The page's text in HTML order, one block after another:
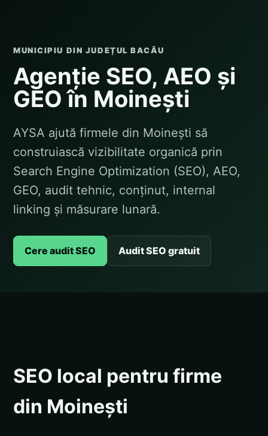
MUNICIPIU DIN JUDEȚUL BACĂU
Agenție SEO, AEO și
GEO în Moinești
AYSA ajută firmele din Moinești să
construiască vizibilitate organică prin
Search Engine Optimization (SEO), AEO,
GEO, audit tehnic, conținut, internal
linking și măsurare lunară.
Cere audit SEO Audit SEO gratuit
SEO local pentru firme
din Moinești